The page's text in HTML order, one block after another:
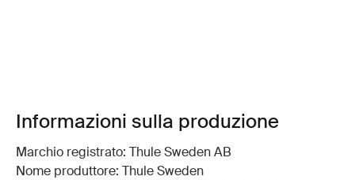
Informazioni sulla produzione
Marchio registrato: Thule Sweden AB
Nome produttore: Thule Sweden